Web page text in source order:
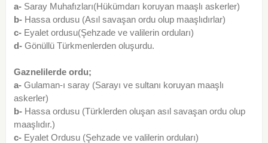
a- Saray Muhafızları(Hükümdarı koruyan maaşlı askerler)
b- Hassa ordusu (Asıl savaşan ordu olup maaşlıdırlar)
c- Eyalet ordusu(Şehzade ve valilerin orduları)
d- Gönüllü Türkmenlerden oluşurdu.
Gaznelilerde ordu;
a- Gulaman-ı saray (Sarayı ve sultanı koruyan maaşlı
askerler)
b- Hassa ordusu (Türklerden oluşan asıl savaşan ordu olup
maaşlıdır.)
c- Eyalet Ordusu (Şehzade ve valilerin orduları)